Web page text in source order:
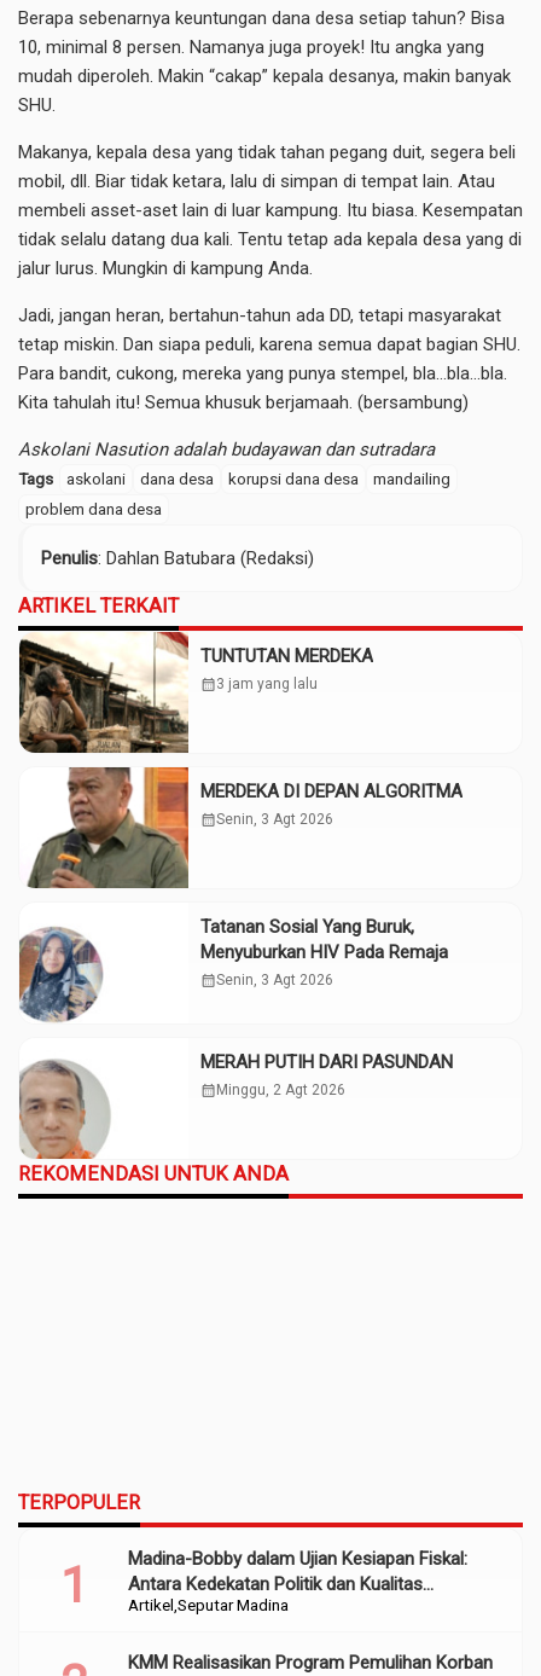
Berapa sebenarnya keuntungan dana desa setiap tahun? Bisa
10, minimal 8 persen. Namanya juga proyek! Itu angka yang
mudah diperoleh. Makin “cakap” kepala desanya, makin banyak
SHU.
Makanya, kepala desa yang tidak tahan pegang duit, segera beli
mobil, dll. Biar tidak ketara, lalu di simpan di tempat lain. Atau
membeli asset-aset lain di luar kampung. Itu biasa. Kesempatan
tidak selalu datang dua kali. Tentu tetap ada kepala desa yang di
jalur lurus. Mungkin di kampung Anda.
Jadi, jangan heran, bertahun-tahun ada DD, tetapi masyarakat
tetap miskin. Dan siapa peduli, karena semua dapat bagian SHU.
Para bandit, cukong, mereka yang punya stempel, bla…bla…bla.
Kita tahulah itu! Semua khusuk berjamaah. (bersambung)
Askolani Nasution adalah budayawan dan sutradara
Tags askolani dana desa korupsi dana desa
mandailing
problem dana desa
Penulis: Dahlan Batubara (Redaksi)
ARTIKEL TERKAIT
TUNTUTAN MERDEKA
calendar_month3 jam yang lalu
MERDEKA DI DEPAN ALGORITMA
calendar_monthSenin, 3 Agt 2026
Tatanan Sosial Yang Buruk,
Menyuburkan HIV Pada Remaja
calendar_monthSenin, 3 Agt 2026
MERAH PUTIH DARI PASUNDAN
calendar_month Minggu, 2 Agt 2026
REKOMENDASI UNTUK ANDA
TERPOPULER
Artikel Seputar Madina
Madina-Bobby dalam Ujian Kesiapan Fiskal:
Antara Kedekatan Politik dan Kualitas
Perencanaan
KMM Realisasikan Program Pemulihan Korban